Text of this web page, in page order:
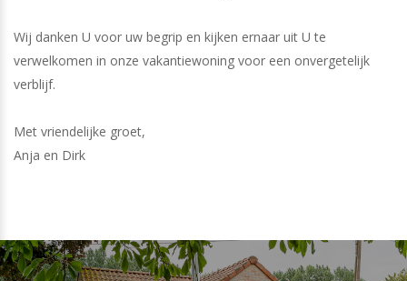
Wij danken U voor uw begrip en kijken ernaar uit U te
verwelkomen in onze vakantiewoning voor een onvergetelijk
verblijf.
Met vriendelijke groet,
Anja en Dirk